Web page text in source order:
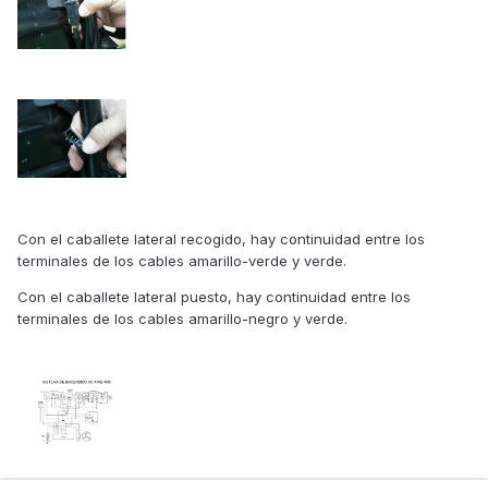
Con el caballete lateral recogido, hay continuidad entre los
terminales de los cables amarillo-verde y verde.
Con el caballete lateral puesto, hay continuidad entre los
terminales de los cables amarillo-negro y verde.